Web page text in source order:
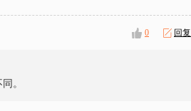
0 回复
。